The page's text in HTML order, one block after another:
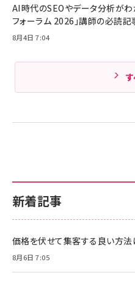
Amazonラン
新着記事
価格を伏せて集客する良い方法
8月6日 7:05
AI時代のSEOやデータ分析が
フォーラム 2026」講師の必読記
8月4日 7:04